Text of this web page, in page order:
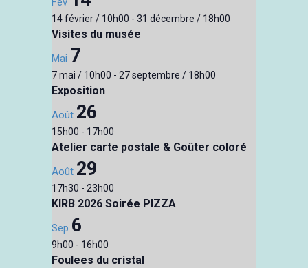
14 février / 10h00 - 31 décembre / 18h00
Visites du musée
Mai 7
7 mai / 10h00 - 27 septembre / 18h00
Exposition
Août 26
15h00 - 17h00
Atelier carte postale & Goûter coloré
Août 29
17h30 - 23h00
KIRB 2026 Soirée PIZZA
Sep 6
9h00 - 16h00
Foulees du cristal